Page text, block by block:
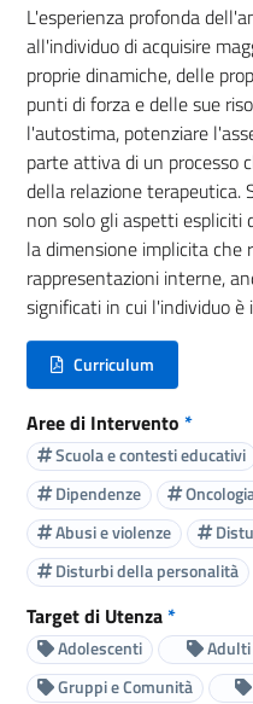
L'esperienza profonda
all'individuo di acquisire
proprie dinamiche, delle
punti di forza e delle sue
l'autostima, potenziare
parte attiva di un processo
della relazione terapeutica.
non solo gli aspetti espliciti
la dimensione implicita
rappresentazioni interne,
significati in cui l'individuo è
Curriculum
(nuova scheda - new tab)
Aree di Intervento *
Scuola e contesti educativi
Dipendenze
Abusi e violenze
Disturbi della personalità
Target di Utenza*
Adolescenti Adulti
Gruppi e Comunità